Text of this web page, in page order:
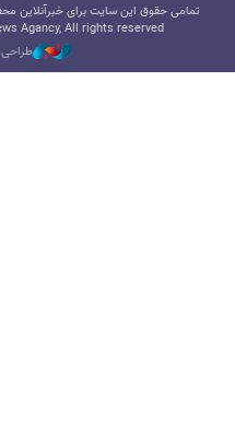
تمامی حقوق این سایت برای خبرآنلاین
Agancy, All rights reserved
طراحی